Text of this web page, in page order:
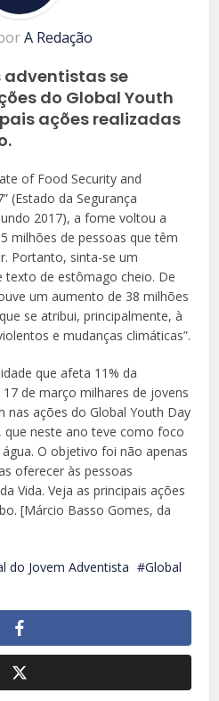
A Redação
adventistas se
do Global Youth
ações realizadas
of Food Security and
(Estado da Segurança
2017), a fome voltou a
milhões de pessoas que têm
Portanto, sinta-se um
texto de estômago cheio. De
um aumento de 38 milhões
se atribui, principalmente, à
e mudanças climáticas”.
que afeta 11% da
de março milhares de jovens
nas ações do Global Youth Day
que neste ano teve como foco
O objetivo foi não apenas
oferecer às pessoas
Vida. Veja as principais ações
[Márcio Basso Gomes, da
do Jovem Adventista
Global